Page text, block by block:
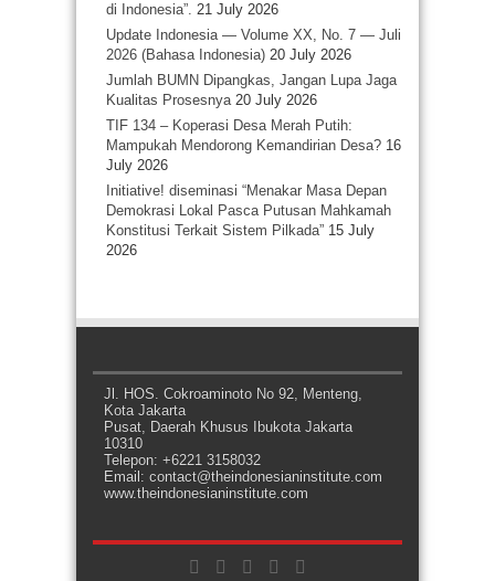
di Indonesia”. 21 July 2026
Update Indonesia — Volume XX, No. 7 — Juli
2026 (Bahasa Indonesia) 20 July 2026
Jumlah BUMN Dipangkas, Jangan Lupa Jaga
Kualitas Prosesnya 20 July 2026
TIF 134 – Koperasi Desa Merah Putih:
Mampukah Mendorong Kemandirian Desa? 16
July 2026
Initiative! diseminasi “Menakar Masa Depan
Demokrasi Lokal Pasca Putusan Mahkamah
Konstitusi Terkait Sistem Pilkada” 15 July
2026
Jl. HOS. Cokroaminoto No 92, Menteng,
Kota Jakarta
Pusat, Daerah Khusus Ibukota Jakarta
10310
Telepon: +6221 3158032
Email: contact@theindonesianinstitute.com
www.theindonesianinstitute.com